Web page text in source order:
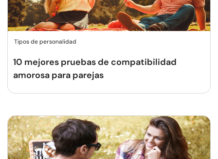
Tipos de personalidad
10 mejores pruebas de compatibilidad
amorosa para parejas